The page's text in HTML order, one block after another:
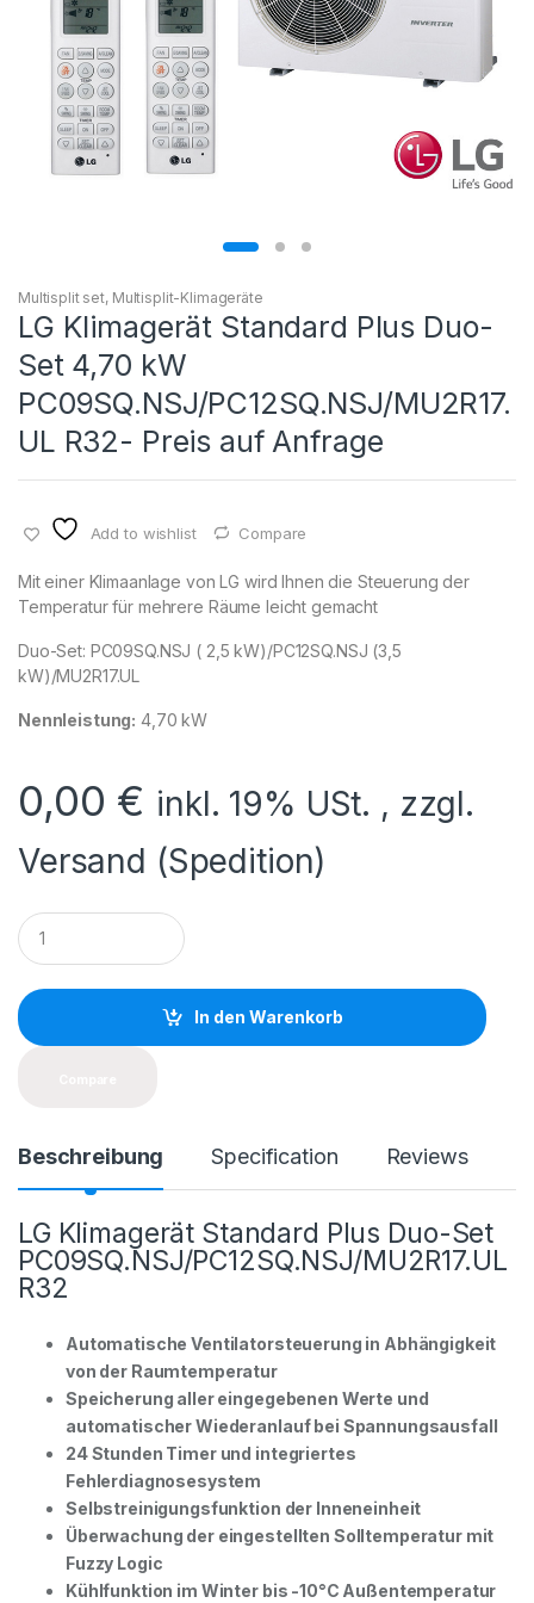
Multisplit set, Multisplit-Klimageräte
LG Klimagerät Standard Plus Duo-
Set 4,70 kW
PC09SQ.NSJ/PC12SQ.NSJ/MU2R17.
UL R32- Preis auf Anfrage
Add to wishlist Compare
Mit einer Klimaanlage von LG wird Ihnen die Steuerung der
Temperatur für mehrere Räume leicht gemacht
Duo-Set: PC09SQ.NSJ ( 2,5 kW)/PC12SQ.NSJ (3,5
kW)/MU2R17.UL
Nennleistung: 4,70 kW
0,00 € inkl. 19% USt. , zzgl.
Versand (Spedition)
Q
u
a
t
i
In den Warenkorb
Beschreibung Specification Reviews
LG Klimagerät Standard Plus Duo-Set
PC09SQ.NSJ/PC12SQ.NSJ/MU2R17.UL
R32
Automatische Ventilatorsteuerung in Abhängigkeit
von der Raumtemperatur
Speicherung aller eingegebenen Werte und
automatischer Wiederanlauf bei Spannungsausfall
24 Stunden Timer und integriertes
Fehlerdiagnosesystem
Selbstreinigungsfunktion der Inneneinheit
Überwachung der eingestellten Solltemperatur mit
Fuzzy Logic
Kühlfunktion im Winter bis -10°C Außentemperatur